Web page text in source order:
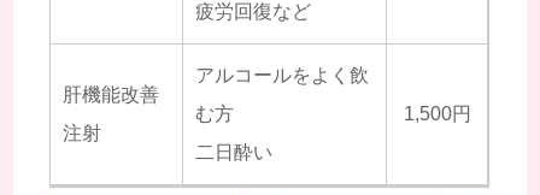
疲労回復など
肝機能改善
注射
アルコールをよく飲
む方
二日酔い
1,500円